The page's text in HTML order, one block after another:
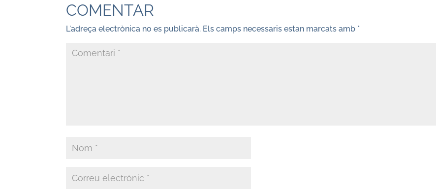
COMENTAR
L'adreça electrònica no es publicarà. Els camps necessaris estan marcats amb *